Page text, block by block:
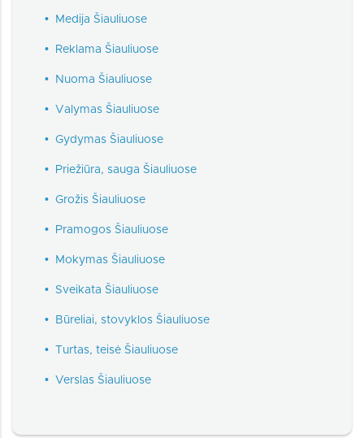
• Medija Šiauliuose
• Reklama Šiauliuose
• Nuoma Šiauliuose
• Valymas Šiauliuose
• Gydymas Šiauliuose
• Priežiūra, sauga Šiauliuose
• Grožis Šiauliuose
• Pramogos Šiauliuose
• Mokymas Šiauliuose
• Sveikata Šiauliuose
• Būreliai, stovyklos Šiauliuose
• Turtas, teisė Šiauliuose
• Verslas Šiauliuose